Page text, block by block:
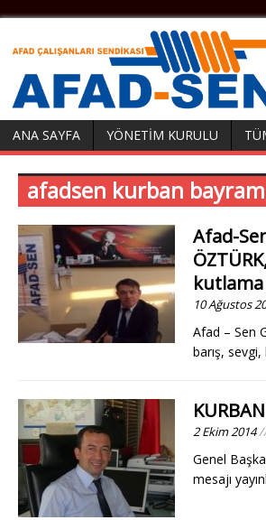
ANA SAYFA YÖNETIM KURULU
afadsen kurban
Afad-
kutlama
10 Ağustos
Afad – Sen
barış,
2 Ekim 2014//
Genel
mesajı